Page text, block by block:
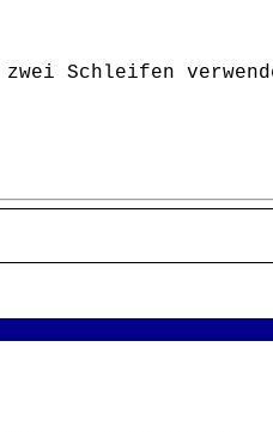
Schleifen